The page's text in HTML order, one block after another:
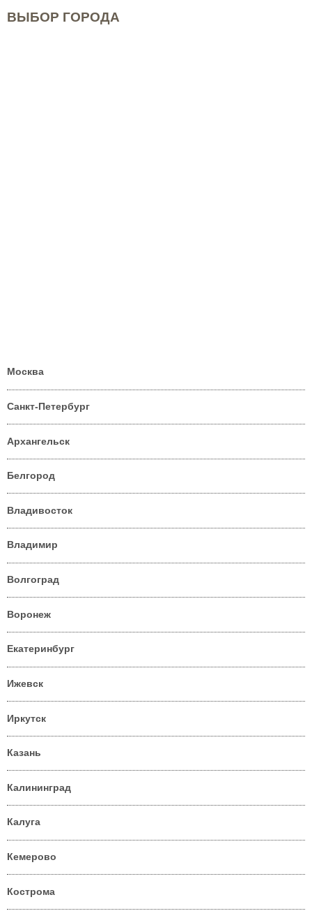
ВЫБОР ГОРОДА
Москва
Санкт-Петербург
Архангельск
Белгород
Владивосток
Владимир
Волгоград
Воронеж
Екатеринбург
Ижевск
Иркутск
Казань
Калининград
Калуга
Кемерово
Кострома